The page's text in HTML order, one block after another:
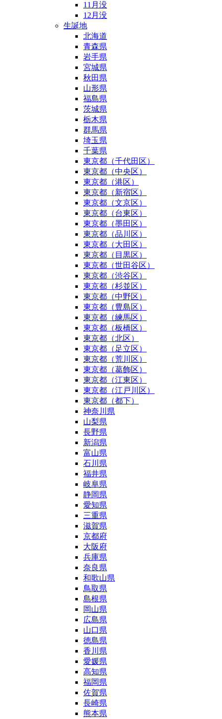
11月没
12月没
生誕地
北海道
青森県
岩手県
宮城県
秋田県
山形県
福島県
茨城県
栃木県
群馬県
埼玉県
千葉県
東京都（千代田区）
東京都（中央区）
東京都（港区）
東京都（新宿区）
東京都（文京区）
東京都（台東区）
東京都（墨田区）
東京都（品川区）
東京都（大田区）
東京都（目黒区）
東京都（世田谷区）
東京都（渋谷区）
東京都（杉並区）
東京都（中野区）
東京都（豊島区）
東京都（練馬区）
東京都（板橋区）
東京都（北区）
東京都（足立区）
東京都（荒川区）
東京都（葛飾区）
東京都（江東区）
東京都（江戸川区）
東京都（都下）
神奈川県
山梨県
長野県
新潟県
富山県
石川県
福井県
岐阜県
静岡県
愛知県
三重県
滋賀県
京都府
大阪府
兵庫県
奈良県
和歌山県
鳥取県
島根県
岡山県
広島県
山口県
徳島県
香川県
愛媛県
高知県
福岡県
佐賀県
長崎県
熊本県